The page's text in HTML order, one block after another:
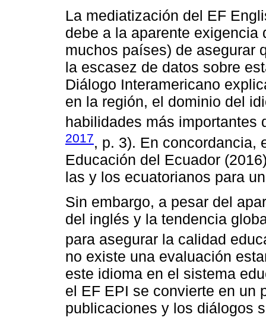
La mediatización del EF
debe a la aparente
muchos países) de asegurar
la escasez de datos sobre
Diálogo Interamericano
en la región, el dominio del
habilidades más importantes
2017, p. 3). En concordancia,
Educación del Ecuador
las y los ecuatorianos para
Sin embargo, a pesar del
del inglés y la tendencia
para asegurar la calidad
no existe una evaluación
este idioma en el sistema
el EF EPI se convierte en un
publicaciones y los diálogos